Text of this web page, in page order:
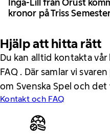
Inga-Lill från Orust
kronor på Triss
Hjälp att hitta rätt
Du kan alltid kontakta vår
FAQ . Där samlar vi
om Svenska Spel och det
Kontakt och FAQ